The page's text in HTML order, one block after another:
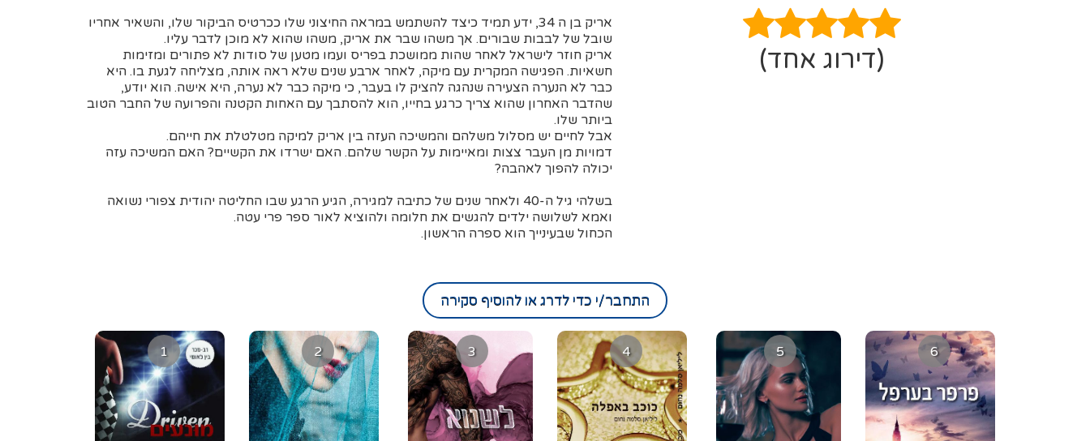
(דירוג אחד)
אריק בן ה 34, ידע תמיד כיצד להשתמש במראה החיצוני שלו ככרטיס הביקור שלו, והשאיר אחריו
שובל של לבבות שבורים. אך משהו שבר את אריק, משהו שהוא לא מוכן לדבר עליו.
אריק חוזר לישראל לאחר שהות ממושכת בפריס ועמו מטען של סודות לא פתורים ומזימות
חשאיות. הפגישה המקרית עם מיקה, לאחר ארבע שנים שלא ראה אותה, מצליחה לגעת בו. היא
כבר לא הנערה הצעירה שנהגה להציק לו בעבר, כי מיקה כבר לא נערה, היא אישה. הוא יודע,
שהדבר האחרון שהוא צריך כרגע בחייו, הוא להסתבך עם האחות הקטנה והפרועה של החבר הטוב
ביותר שלו.
אבל לחיים יש מסלול משלהם והמשיכה העזה בין אריק למיקה מטלטלת את חייהם.
דמויות מן העבר צצות ומאיימות על הקשר שלהם. האם ישרדו את הקשיים? האם המשיכה עזה
יכולה להפוך לאהבה?
בשלהי גיל ה-40 ולאחר שנים של כתיבה למגירה, הגיע הרגע שבו החליטה יהודית צפורי נשואה
ואמא לשלושה ילדים להגשים את חלומה ולהוציא לאור ספר פרי עטה.
הכחול שבעינייך הוא ספרה הראשון.
התחבר/י כדי לדרג או להוסיף סקירה
1 2 3 4 5 6